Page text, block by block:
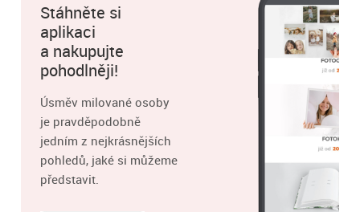
Stáhněte si
aplikaci
a nakupujte
pohodlněji!
Úsměv milované osoby
je pravděpodobně
jedním z nejkrásnějších
pohledů, jaké si můžeme
představit.